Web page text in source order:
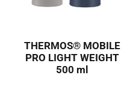
THERMOS® MOBILE
PRO LIGHT WEIGHT
500 ml